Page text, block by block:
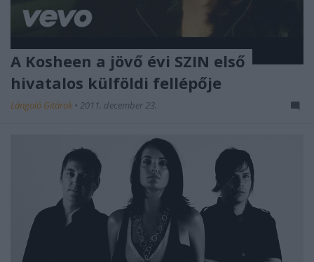
A Kosheen a jövő évi SZIN első
hivatalos külföldi fellépője
Lángoló Gitárok • 2011. december 23.